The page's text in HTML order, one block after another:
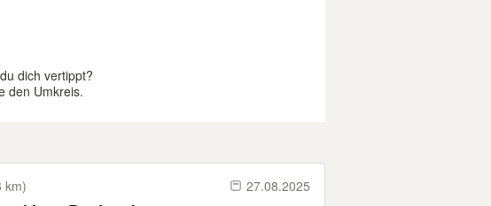
dich vertippt?
den Umkreis.
km) 27.08.2025